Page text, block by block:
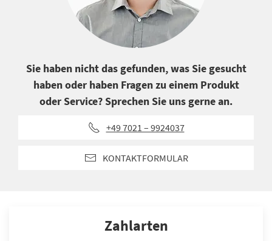
Sie haben nicht das gefunden, was Sie gesucht
haben oder haben Fragen zu einem Produkt
oder Service? Sprechen Sie uns gerne an.
+49 7021 – 9924037
KONTAKTFORMULAR
Zahlarten